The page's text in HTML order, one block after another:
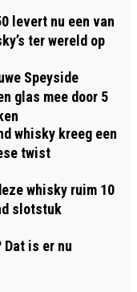
levert nu een van
ter wereld op
Speyside
glas mee door 5
whisky kreeg een
twist
whisky ruim 10
slotstuk
is er nu